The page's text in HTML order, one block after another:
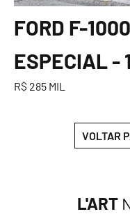
FORD F-
ESPECIAL -
R$ 285 MIL
VOLTAR
L'ART